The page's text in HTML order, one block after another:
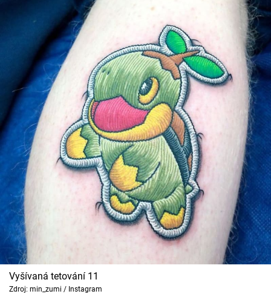
Vyšívaná tetování 11
Zdroj: min_zumi / Instagram